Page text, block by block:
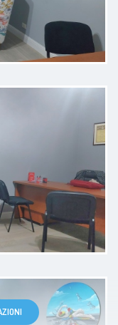
piccoli
alle
Dottoressa
alla